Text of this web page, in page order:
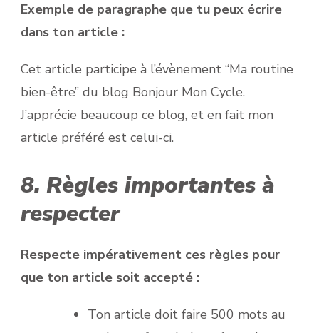
Exemple de paragraphe que tu peux écrire
dans ton article :
Cet article participe à l’évènement “Ma routine
bien-être” du blog Bonjour Mon Cycle.
J’apprécie beaucoup ce blog, et en fait mon
article préféré est celui-ci.
8. Règles importantes à
respecter
Respecte impérativement ces règles pour
que ton article soit accepté :
Ton article doit faire 500 mots au